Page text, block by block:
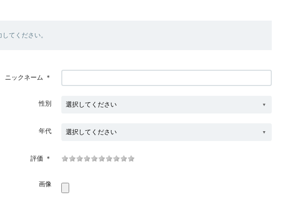
てください。
ニックネーム ＊
性別
年代
評価 ＊
画像